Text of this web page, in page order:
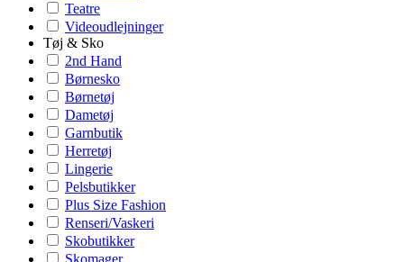
Teatre
Videoudlejninger
Tøj & Sko
2nd Hand
Børnesko
Børnetøj
Dametøj
Garnbutik
Herretøj
Lingerie
Pelsbutikker
Plus Size Fashion
Renseri/Vaskeri
Skobutikker
Skomager